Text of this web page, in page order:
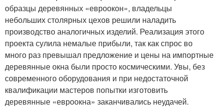
образцы деревянных «евроокон», владельцы
небольших столярных цехов решили наладить
производство аналогичных изделий. Реализация этого
проекта сулила немалые прибыли, так как спрос во
много раз превышал предложение и цены на импортные
деревянные окна были просто космическими. Увы, без
современного оборудования и при недостаточной
квалификации мастеров попытки изготовить
деревянные «евроокна» заканчивались неудачей.